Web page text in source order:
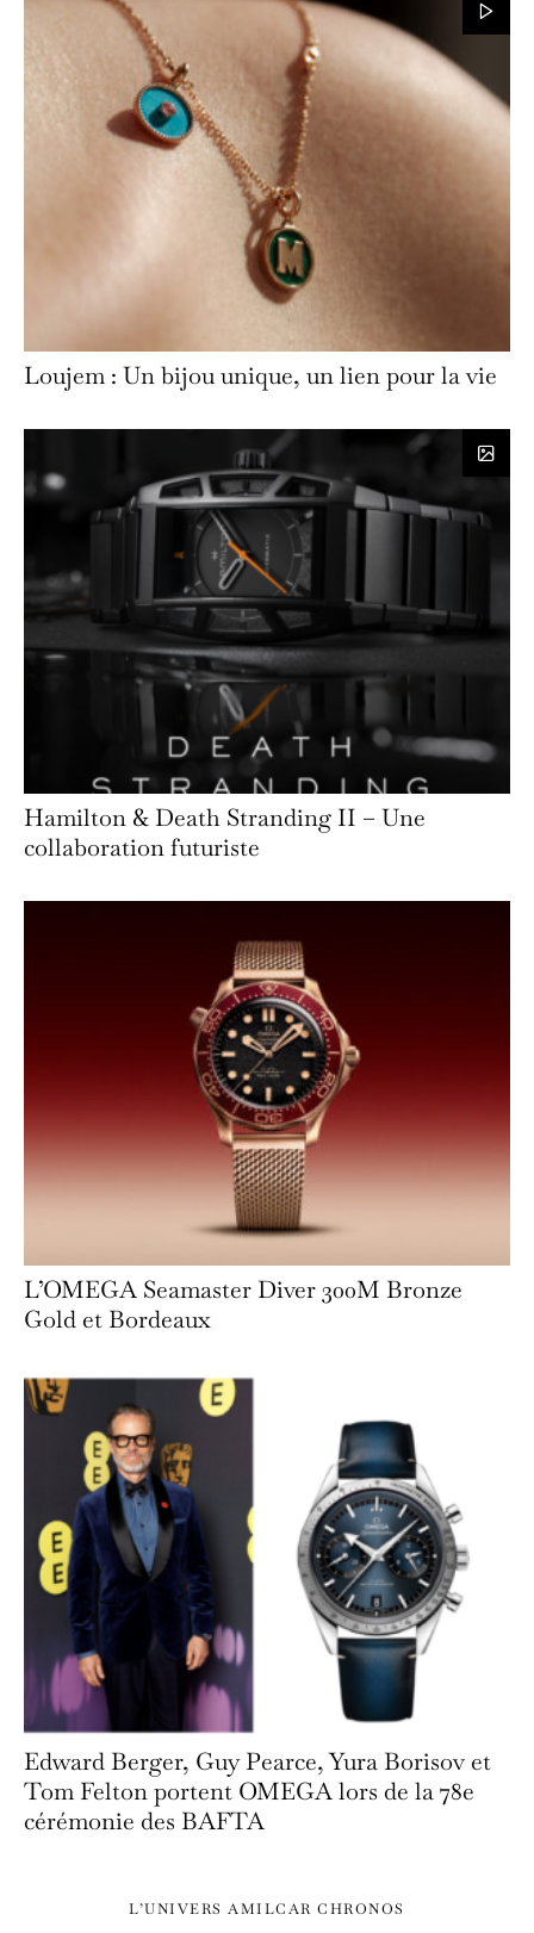
Loujem : Un bijou unique, un lien pour la vie
Hamilton & Death Stranding II – Une
collaboration futuriste
L’OMEGA Seamaster Diver 300M Bronze
Gold et Bordeaux
Edward Berger, Guy Pearce, Yura Borisov et
Tom Felton portent OMEGA lors de la 78e
cérémonie des BAFTA
L’UNIVERS AMILCAR CHRONOS